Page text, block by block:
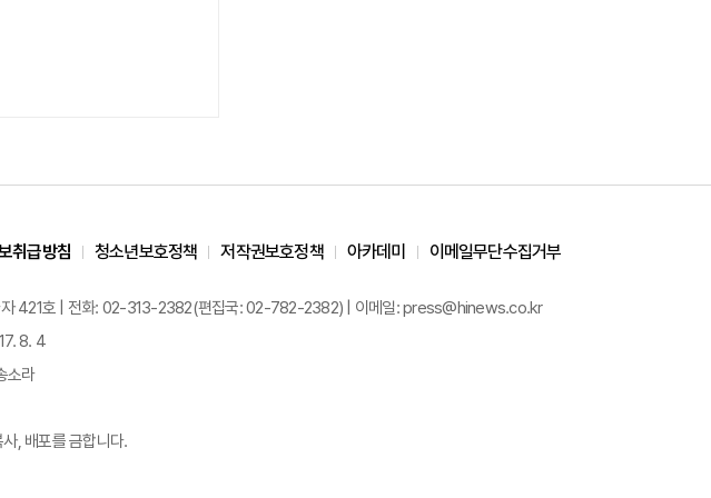
취급방침 청소년보호정책 저작권보호정책 아카데미 이메일무단수집거부
자 421호 | 전화: 02-313-2382(편집국: 02-782-2382) | 이메일: press@hinews.co.kr
8. 4
소라
, 배포를 금합니다.